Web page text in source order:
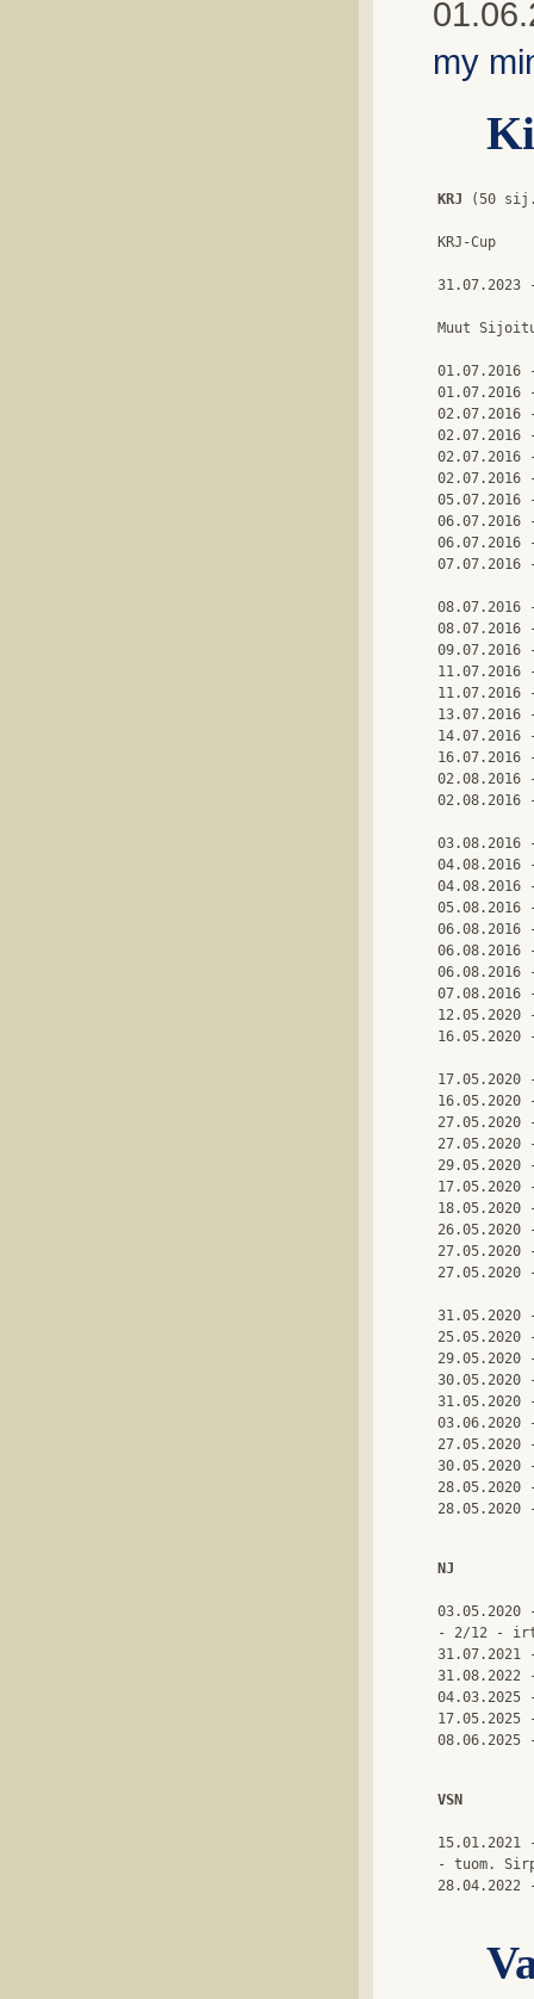
my
KRJ (50
KRJ-Cup
Muut
01.07.2016
02.07.2016
02.07.2016
06.07.2016
06.07.2016
07.07.2016
08.07.2016
09.07.2016
13.07.2016
16.07.2016
NJ
- 2/12 -
VSN
- tuom.